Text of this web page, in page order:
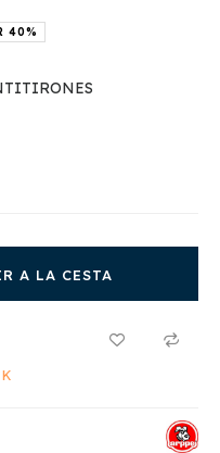
40%
A LA CESTA